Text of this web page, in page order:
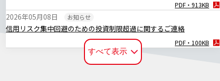
PDF・254KB
PDF・913KB
信用リスク集中回避のための投資制限超過に関するご連絡
2026年05月08日 お知らせ
PDF・100KB
ファンドレポート「ニッセイ宇宙関連グローバル株式ファンド 【愛
ファンドレポート
すべて表示